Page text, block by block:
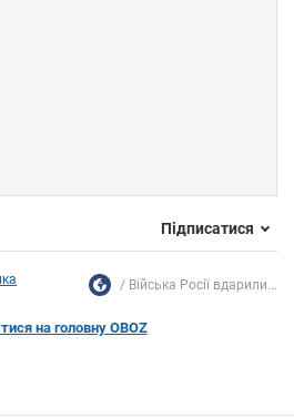
Підписатися
Війська Росії вдарили...
на головну OBOZ